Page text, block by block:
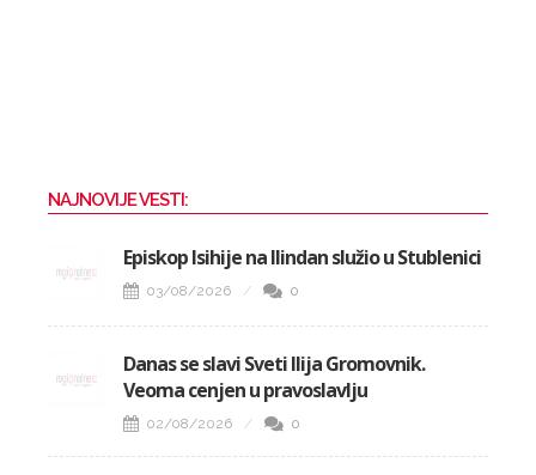
NAJNOVIJE VESTI:
Episkop Isihije na Ilindan služio u Stublenici
03/08/2026 0
Danas se slavi Sveti Ilija Gromovnik.
Veoma cenjen u pravoslavlju
02/08/2026 0